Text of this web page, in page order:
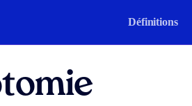
Définitions